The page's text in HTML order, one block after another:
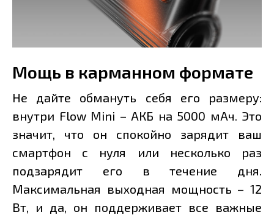
Мощь в карманном формате
Не дайте обмануть себя его размеру:
внутри Flow Mini – АКБ на 5000 мАч. Это
значит, что он спокойно зарядит ваш
смартфон с нуля или несколько раз
подзарядит его в течение дня.
Максимальная выходная мощность – 12
Вт, и да, он поддерживает все важные